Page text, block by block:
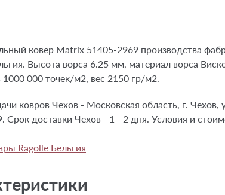
ковер Matrix 51405-2969 производства
Высота ворса 6.25 мм, материал ворса
1000 000 точек/м2, вес 2150 гр/м2.
ковров Чехов - Московская область, г. Чехов,
Срок доставки Чехов - 1 - 2 дня. Условия и
Ragolle Бельгия